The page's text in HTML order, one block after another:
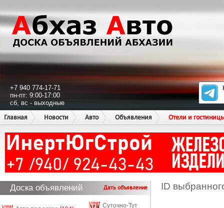
+7 940 774-17-71
пн-пт: 9:00-17:00
сб, вс - выходные
Главная
Новости Авто Объявления Отели и
Доска объявлений Дать объявление
Суточно-Тут
ID